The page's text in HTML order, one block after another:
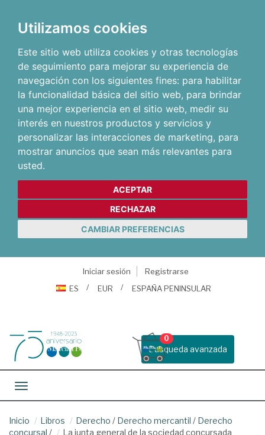
Utilizamos cookies
Este sitio web utiliza cookies y otras tecnologías
de seguimiento para mejorar su experiencia de
navegación con los siguientes fines: para habilitar
la funcionalidad básica del sitio web, para brindar
una mejor experiencia en el sitio web, medir su
interés en nuestros productos y servicios y
personalizar las interacciones de marketing, para
mostrar anuncios que sean más relevantes para
usted.
ACEPTAR
RECHAZAR
CAMBIAR PREFERENCIAS
Iniciar sesión
Registrarse
ES
EUR ESPAÑA PENINSULAR
Busqueda avanzada
0
Toggle navigation
Inicio Libros Derecho / Derecho mercantil / Derecho
concursal / La junta general de la sociedad concursada